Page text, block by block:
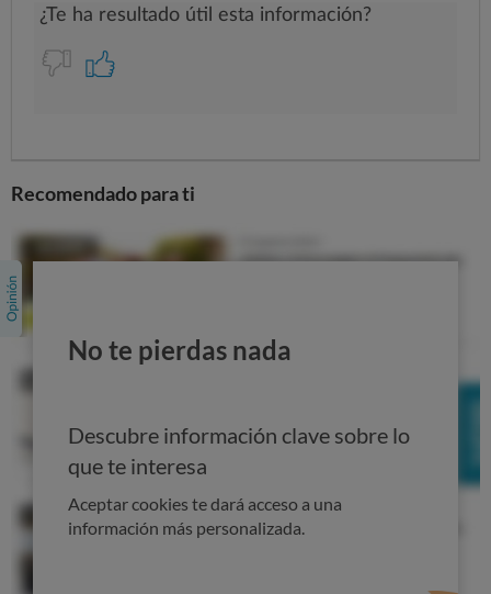
Recomendado para ti
No te pierdas nada
Descubre información clave sobre lo
que te interesa
Aceptar cookies te dará acceso a una
información más personalizada.